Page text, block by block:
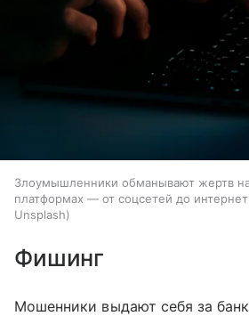
Злоумышленники обманывают жертв
платформах — от соцсетей до
Unsplash
Фишинг
Мошенники выдают себя за